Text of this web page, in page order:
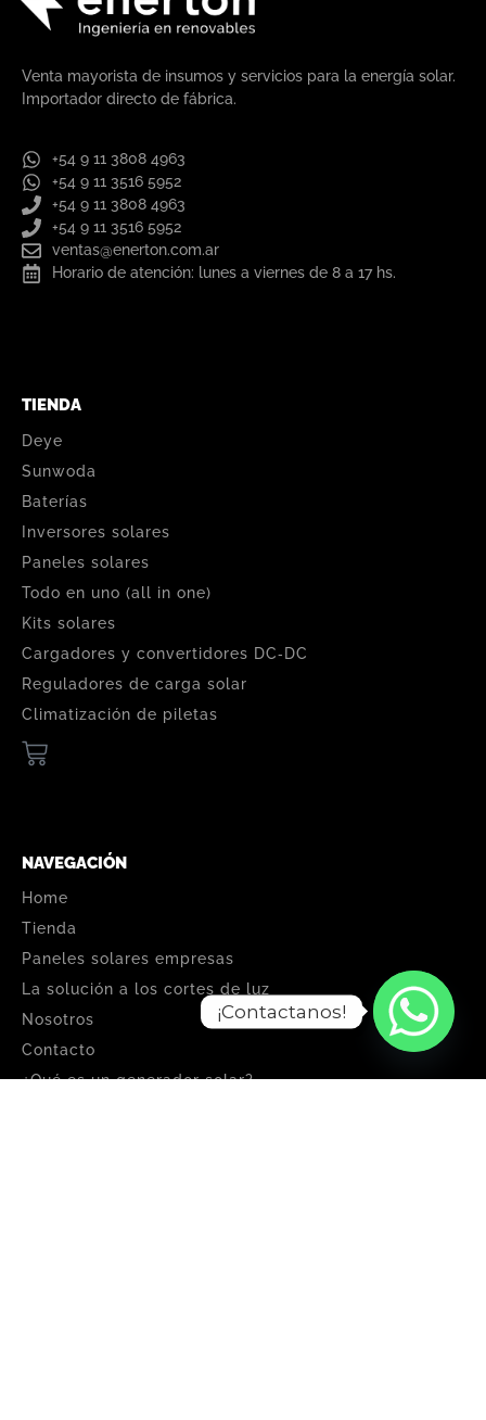
Venta mayorista de insumos y servicios para la energía solar.
Importador directo de fábrica.
+54 9 11 3808 4963
+54 9 11 3516 5952
+54 9 11 3808 4963
+54 9 11 3516 5952
ventas@enerton.com.ar
Horario de atención: lunes a viernes de 8 a 17 hs.
TIENDA
Deye
Sunwoda
Baterías
Inversores solares
Paneles solares
Todo en uno (all in one)
Kits solares
Cargadores y convertidores DC‑DC
Reguladores de carga solar
Climatización de piletas
NAVEGACIÓN
Home
Tienda
Paneles solares empresas
La solución a los cortes de luz
Nosotros
Contacto
¿Qué es un generador solar?
¡Contactanos!